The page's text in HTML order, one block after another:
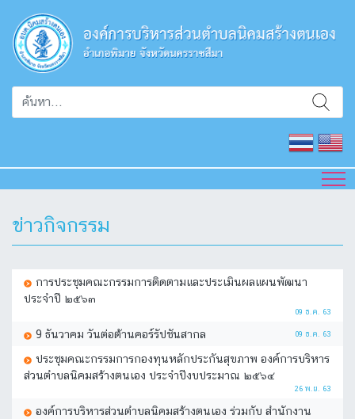
ข่าวกิจกรรม
การประชุมคณะกรรมการติดตามและประเมินผลแผนพัฒนา
ประจำปี ๒๕๖๓
09 ธ.ค. 63
9 ธันวาคม วันต่อต้านคอร์รัปชันสากล 09 ธ.ค. 63
ประชุมคณะกรรมการกองทุนหลักประกันสุขภาพ องค์การบริหาร
ส่วนตำบลนิคมสร้างตนเอง ประจำปีงบประมาณ ๒๕๖๔
26 พ.ย. 63
องค์การบริหารส่วนตำบลนิคมสร้างตนเอง ร่วมกับ สำนักงาน